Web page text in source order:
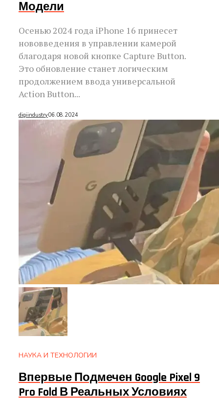
Модели
Осенью 2024 года iPhone 16 принесет
нововведения в управлении камерой
благодаря новой кнопке Capture Button.
Это обновление станет логическим
продолжением ввода универсальной
Action Button...
digiindustry06.08.2024
НАУКА И ТЕХНОЛОГИИ
Впервые Подмечен Google Pixel 9
Pro Fold В Реальных Условиях